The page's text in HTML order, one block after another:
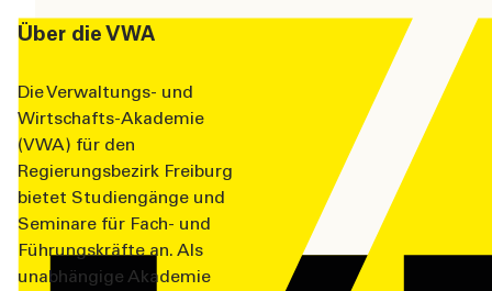
Über die VWA
Die Verwaltungs- und
Wirtschafts-Akademie
(VWA) für den
Regierungsbezirk Freiburg
bietet Studiengänge und
Seminare für Fach- und
Führungskräfte an. Als
unabhängige Akademie